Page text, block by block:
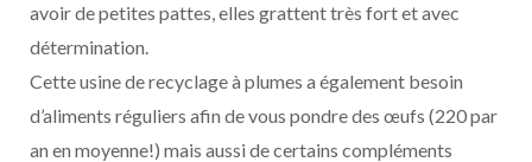
avoir de petites pattes, elles grattent très fort et avec
détermination.
Cette usine de recyclage à plumes a également besoin
d’aliments réguliers afin de vous pondre des œufs (220 par
an en moyenne!) mais aussi de certains compléments